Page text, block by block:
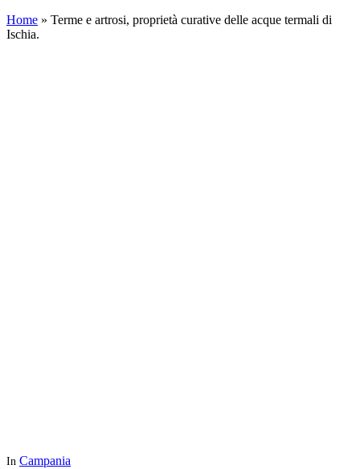
Home » Terme e artrosi, proprietà curative delle acque termali di
Ischia.
In Campania